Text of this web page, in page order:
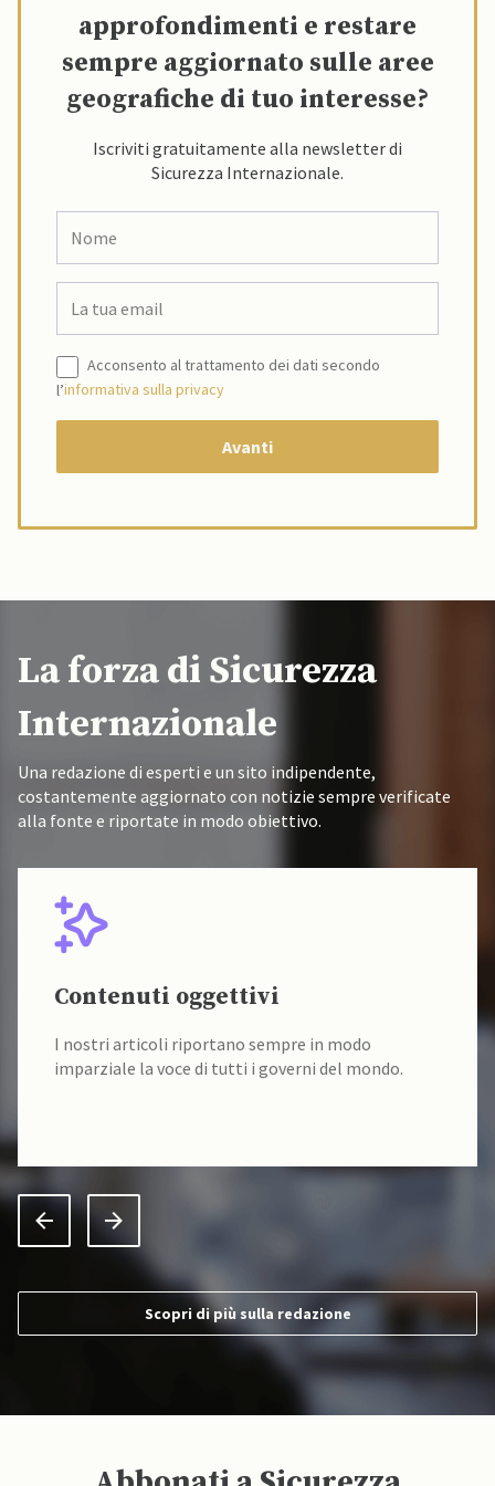
approfondimenti e restare
sempre aggiornato sulle aree
geografiche di tuo interesse?
Iscriviti gratuitamente alla newsletter di
Sicurezza Internazionale.
Acconsento al trattamento dei dati secondo
l’informativa sulla privacy
La forza di Sicurezza
Internazionale
Una redazione di esperti e un sito indipendente,
costantemente aggiornato con notizie sempre verificate
alla fonte e riportate in modo obiettivo.
Contenuti oggettivi
I nostri articoli riportano sempre in modo
imparziale la voce di tutti i governi del mondo.
Scopri di più sulla redazione